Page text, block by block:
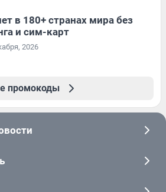
в 180+ странах мира без
и сим-карт
2026
промокоды